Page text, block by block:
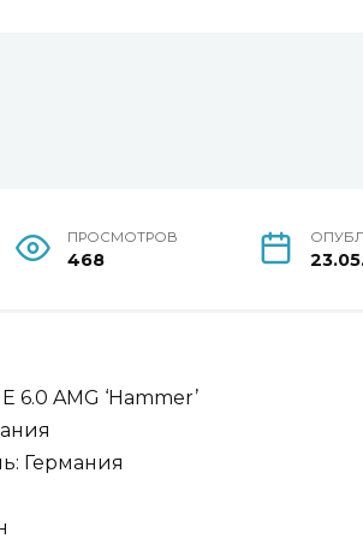
ПРОСМОТРОВ
468
6.0 AMG ‘Hammer’
Германия